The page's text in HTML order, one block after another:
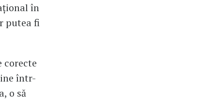
în
putea fi
corecte
într-
o să